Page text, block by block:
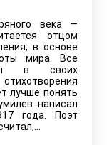
века —
отцом
в основе
мира. Все
в своих
лучше понять
написал
года. Поэт